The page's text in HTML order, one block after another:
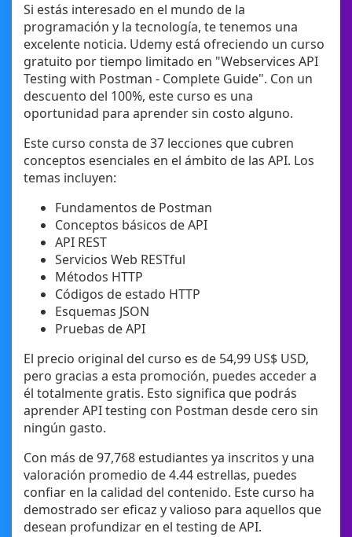
Si estás interesado en el mundo de la
programación y la tecnología, te tenemos una
excelente noticia. Udemy está ofreciendo un curso
gratuito por tiempo limitado en "Webservices API
Testing with Postman - Complete Guide". Con un
descuento del 100%, este curso es una
oportunidad para aprender sin costo alguno.
Este curso consta de 37 lecciones que cubren
conceptos esenciales en el ámbito de las API. Los
temas incluyen:
Fundamentos de Postman
Conceptos básicos de API
API REST
Servicios Web RESTful
Métodos HTTP
Códigos de estado HTTP
Esquemas JSON
Pruebas de API
El precio original del curso es de 54,99 US$ USD,
pero gracias a esta promoción, puedes acceder a
él totalmente gratis. Esto significa que podrás
aprender API testing con Postman desde cero sin
ningún gasto.
Con más de 97,768 estudiantes ya inscritos y una
valoración promedio de 4.44 estrellas, puedes
confiar en la calidad del contenido. Este curso ha
demostrado ser eficaz y valioso para aquellos que
desean profundizar en el testing de API.